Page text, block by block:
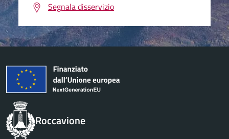
Segnala disservizio
Roccavione